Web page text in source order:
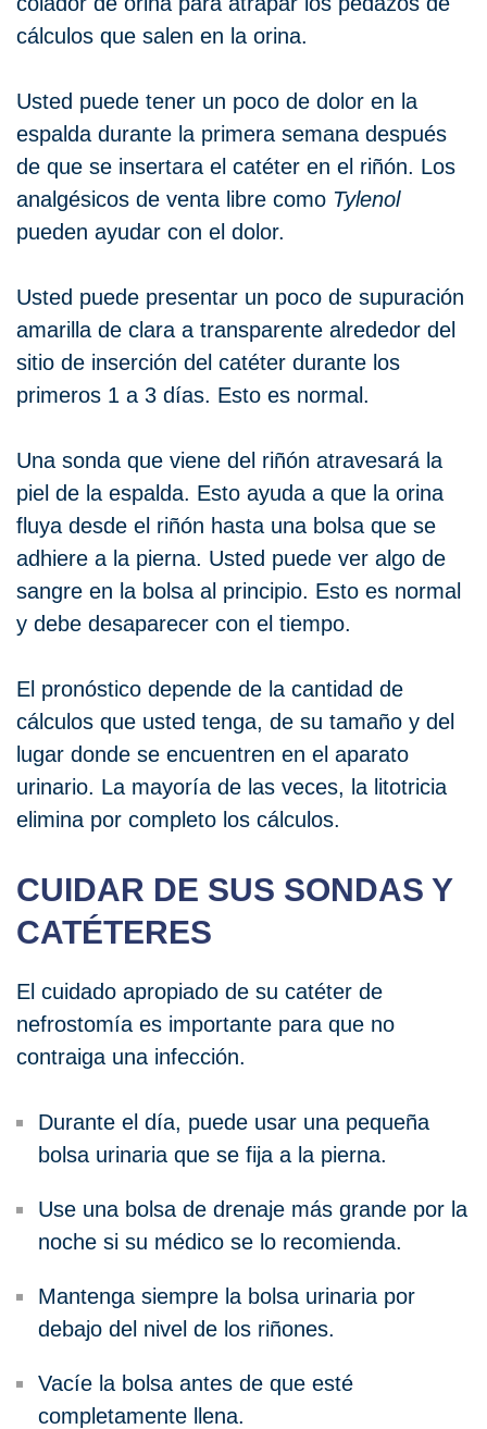
cálculos que salen en la orina.
Usted puede tener un poco de dolor en la
espalda durante la primera semana después
de que se insertara el catéter en el riñón. Los
analgésicos de venta libre como Tylenol
pueden ayudar con el dolor.
Usted puede presentar un poco de supuración
amarilla de clara a transparente alrededor del
sitio de inserción del catéter durante los
primeros 1 a 3 días. Esto es normal.
Una sonda que viene del riñón atravesará la
piel de la espalda. Esto ayuda a que la orina
fluya desde el riñón hasta una bolsa que se
adhiere a la pierna. Usted puede ver algo de
sangre en la bolsa al principio. Esto es normal
y debe desaparecer con el tiempo.
El pronóstico depende de la cantidad de
cálculos que usted tenga, de su tamaño y del
lugar donde se encuentren en el aparato
urinario. La mayoría de las veces, la litotricia
elimina por completo los cálculos.
CUIDAR DE SUS SONDAS Y
CATÉTERES
El cuidado apropiado de su catéter de
nefrostomía es importante para que no
contraiga una infección.
Durante el día, puede usar una pequeña
bolsa urinaria que se fija a la pierna.
Use una bolsa de drenaje más grande por la
noche si su médico se lo recomienda.
Mantenga siempre la bolsa urinaria por
debajo del nivel de los riñones.
Vacíe la bolsa antes de que esté
completamente llena.